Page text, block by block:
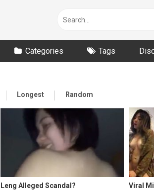
Categories Tags
Longest Random
Leng Alleged Scandal?
Viral